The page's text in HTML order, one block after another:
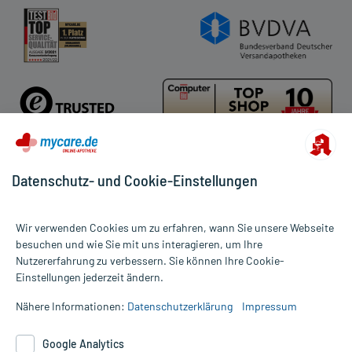
abgegeben.
Alle Preise gelten inkl. MwSt., ggf. zzgl. Versandkosten
Informationen auf dieser Website werden ausschließlich für
die Untersuchung und Behandlung durch einen Arzt. Bitte
Therapien eingeleitet werden können. | Diese Webseite benutzt
Datenschutz- und Cookie-Einstellungen
Wir verwenden Cookies um zu erfahren, wann Sie unsere Webseite
besuchen und wie Sie mit uns interagieren, um Ihre
Nutzererfahrung zu verbessern. Sie können Ihre Cookie-
Einstellungen jederzeit ändern.
Nähere Informationen: Datenschutzerklärung Impressum
Google Analytics